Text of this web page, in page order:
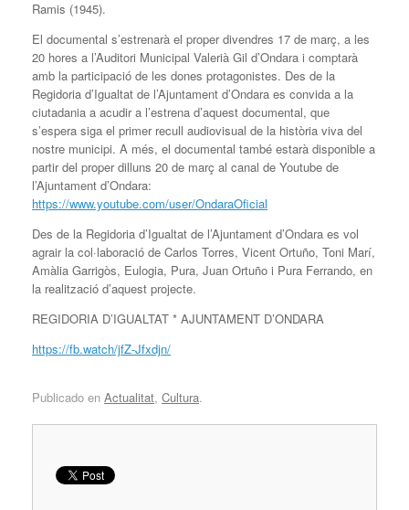
Ramis (1945).
El documental s’estrenarà el proper divendres 17 de març, a les
20 hores a l’Auditori Municipal Valerià Gil d’Ondara i comptarà
amb la participació de les dones protagonistes. Des de la
Regidoria d’Igualtat de l’Ajuntament d’Ondara es convida a la
ciutadania a acudir a l’estrena d’aquest documental, que
s’espera siga el primer recull audiovisual de la història viva del
nostre municipi. A més, el documental també estarà disponible a
partir del proper dilluns 20 de març al canal de Youtube de
l’Ajuntament d’Ondara:
https://www.youtube.com/user/OndaraOficial
Des de la Regidoria d’Igualtat de l’Ajuntament d’Ondara es vol
agrair la col·laboració de Carlos Torres, Vicent Ortuño, Toni Marí,
Amàlia Garrigòs, Eulogia, Pura, Juan Ortuño i Pura Ferrando, en
la realització d’aquest projecte.
REGIDORIA D’IGUALTAT * AJUNTAMENT D’ONDARA
https://fb.watch/jfZ-Jfxdjn/
Publicado en Actualitat, Cultura.